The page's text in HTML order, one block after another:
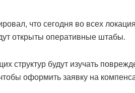
что сегодня во всех
открыты оперативные штабы.
структур будут изучать
оформить заявку на